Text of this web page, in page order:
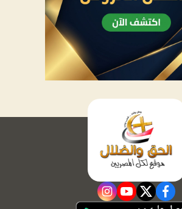
facebook
twitter
youtube
instagram